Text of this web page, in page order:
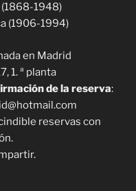
(1868-1948)
(1906-1994)
en Madrid
1. ª planta
de la reserva:
reservas con